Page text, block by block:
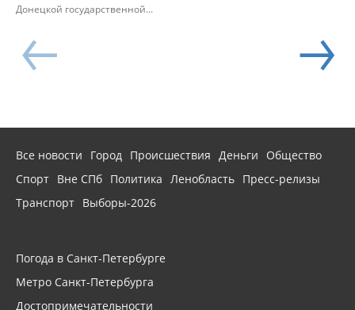
Донецкой государственной...
Все новости Город Происшествия Деньги
Общество
Спорт Вне СПб Политика Ленобласть Пресс-релизы
Транспорт Выборы-2026
Погода в Санкт-Петербурге
Метро Санкт-Петербурга
Достопримечательности